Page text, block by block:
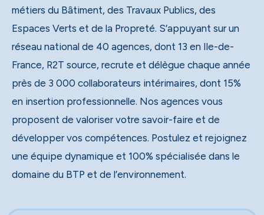
métiers du Bâtiment, des Travaux Publics, des
Espaces Verts et de la Propreté. S’appuyant sur un
réseau national de 40 agences, dont 13 en Ile-de-
France, R2T source, recrute et délègue chaque année
près de 3 000 collaborateurs intérimaires, dont 15%
en insertion professionnelle. Nos agences vous
proposent de valoriser votre savoir-faire et de
développer vos compétences. Postulez et rejoignez
une équipe dynamique et 100% spécialisée dans le
domaine du BTP et de l’environnement.